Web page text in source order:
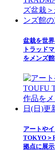
盆栽を世
トラッド
をメンズ
アートや
TOKYO＞
拠点に展示